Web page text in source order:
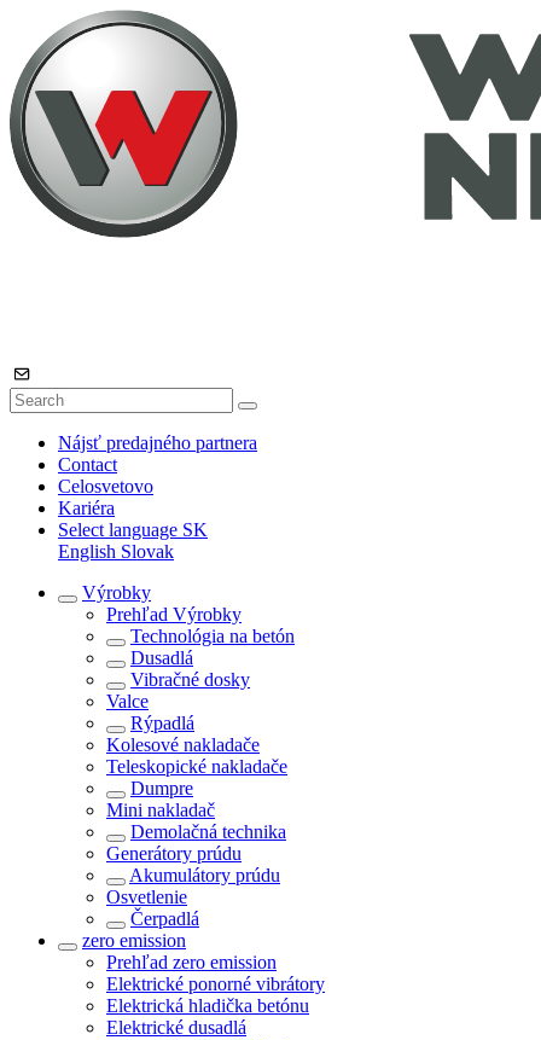
Nájsť predajného partnera
Contact
Celosvetovo
Kariéra
Select language SK
English Slovak
Výrobky
Prehľad Výrobky
Technológia na betón
Dusadlá
Vibračné dosky
Valce
Rýpadlá
Kolesové nakladače
Teleskopické nakladače
Dumpre
Mini nakladač
Demolačná technika
Generátory prúdu
Akumulátory prúdu
Osvetlenie
Čerpadlá
zero emission
Prehľad zero emission
Elektrické ponorné vibrátory
Elektrická hladička betónu
Elektrické dusadlá